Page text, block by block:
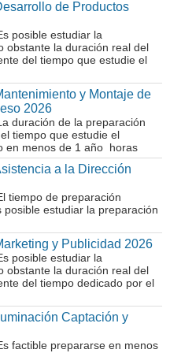
de Productos
posible estudiar la
obstante la duración real del
del tiempo que estudie el
y Montaje de
2026
duración de la preparación
tiempo que estudie el
en menos de 1 año horas
a la Dirección
tiempo de preparación
estudiar la preparación
y Publicidad 2026
posible estudiar la
obstante la duración real del
del tiempo dedicado por el
Captación y
factible prepararse en menos